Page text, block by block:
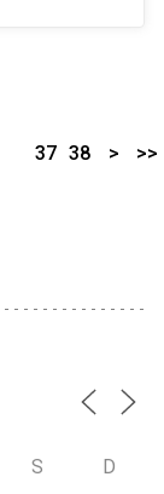
37 38 > >>
S D